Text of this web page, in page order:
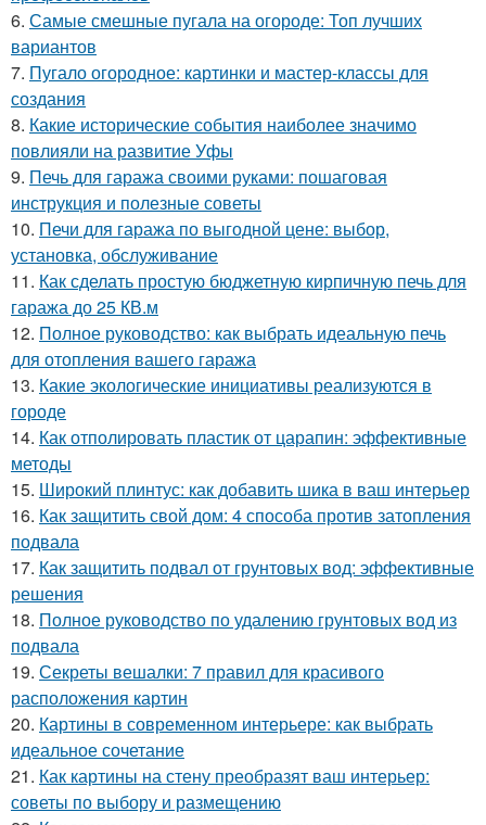
6. Самые смешные пугала на огороде: Топ лучших
вариантов
7. Пугало огородное: картинки и мастер-классы для
создания
8. Какие исторические события наиболее значимо
повлияли на развитие Уфы
9. Печь для гаража своими руками: пошаговая
инструкция и полезные советы
10. Печи для гаража по выгодной цене: выбор,
установка, обслуживание
11. Как сделать простую бюджетную кирпичную печь для
гаража до 25 КВ.м
12. Полное руководство: как выбрать идеальную печь
для отопления вашего гаража
13. Какие экологические инициативы реализуются в
городе
14. Как отполировать пластик от царапин: эффективные
методы
15. Широкий плинтус: как добавить шика в ваш интерьер
16. Как защитить свой дом: 4 способа против затопления
подвала
17. Как защитить подвал от грунтовых вод: эффективные
решения
18. Полное руководство по удалению грунтовых вод из
подвала
19. Секреты вешалки: 7 правил для красивого
расположения картин
20. Картины в современном интерьере: как выбрать
идеальное сочетание
21. Как картины на стену преобразят ваш интерьер:
советы по выбору и размещению